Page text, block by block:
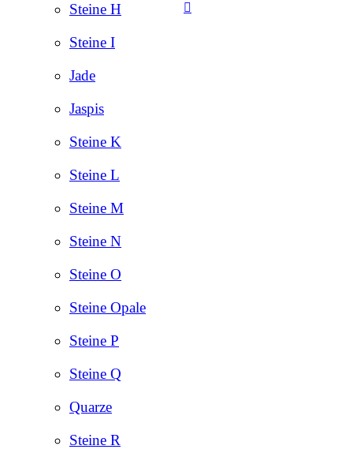
Steine H
Steine I
Jade
Jaspis
Steine K
Steine L
Steine M
Steine N
Steine O
Steine Opale
Steine P
Steine Q
Quarze
Steine R